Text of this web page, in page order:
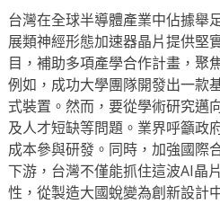
台灣在全球半導體產業中佔據舉
展類神經形態加速器晶片提供堅
目，補助多項產學合作計畫，聚
例如，成功大學團隊開發出一款
式裝置。然而，要從學術研究邁
及人才短缺等問題。業界呼籲政
成本參與研發。同時，加強國際
下游，台灣不僅能抓住這波AI晶
性，從製造大國蛻變為創新設計